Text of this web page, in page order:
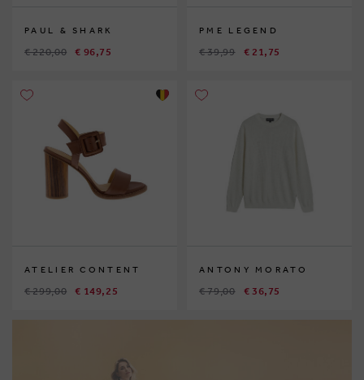
PAUL & SHARK
€ 220,00 € 96,75
PME LEGEND
€ 39,99 € 21,75
ATELIER CONTENT
€ 299,00 € 149,25
ANTONY MORATO
€ 79,00 € 36,75